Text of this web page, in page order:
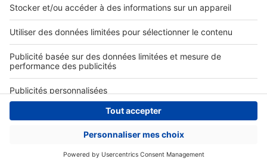
Connexion à My SeLoger Pro
Espace Presse
© 2026 SeLoger - Tous droits réservées -
CGU-Paramétrer mes cookies